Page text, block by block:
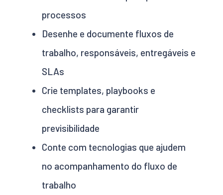
processos
Desenhe e documente fluxos de
trabalho, responsáveis, entregáveis e
SLAs
Crie templates, playbooks e
checklists para garantir
previsibilidade
Conte com tecnologias que ajudem
no acompanhamento do fluxo de
trabalho